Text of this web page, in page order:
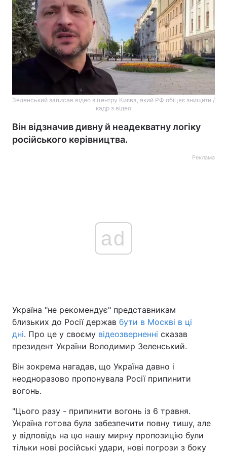
Зеленський записав відео з центру Києва, який РФ обіцяє знищити /
кадр з відео
Він відзначив дивну й неадекватну логіку
російського керівництва.
Реклама
ad
Україна "не рекомендує" представникам
близьких до Росії держав бути в Москві в ці
дні. Про це у своєму відеозверненні сказав
президент України Володимир Зеленський.
Він зокрема нагадав, що Україна давно і
неодноразово пропонувала Росії припинити
вогонь.
"Цього разу - припинити вогонь із 6 травня.
Україна готова була забезпечити повну тишу, але
у відповідь на цю нашу мирну пропозицію були
тільки нові російські удари, нові погрози з боку